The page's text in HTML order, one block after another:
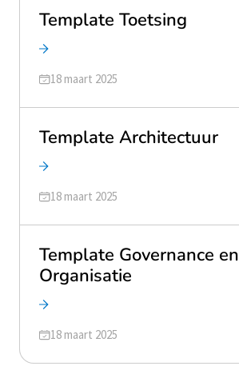
Template Toetsing
Geüpdatet op
18 maart 2025
Template Architectuur
Geüpdatet op
18 maart 2025
Template Governance en
Organisatie
Geüpdatet op
18 maart 2025